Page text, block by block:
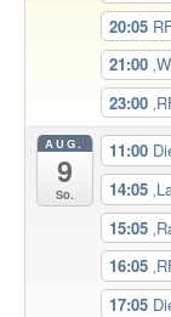
20:05
21:00
23:00
AUG.
9
So.
11:00
14:05
15:05
16:05
17:05